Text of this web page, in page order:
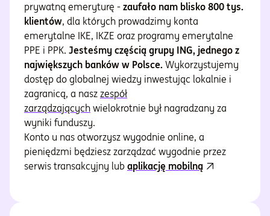
prywatną emeryturę - zaufało nam blisko 800 tys.
klientów, dla których prowadzimy konta
emerytalne IKE, IKZE oraz programy emerytalne
PPE i PPK. Jesteśmy częścią grupy ING, jednego z
największych banków w Polsce. Wykorzystujemy
dostęp do globalnej wiedzy inwestując lokalnie i
zagranicą, a nasz zespół
zarządzających wielokrotnie był nagradzany za
wyniki funduszy.
Konto u nas otworzysz wygodnie online, a
pieniędzmi będziesz zarządzać wygodnie przez
serwis transakcyjny lub aplikację mobilną